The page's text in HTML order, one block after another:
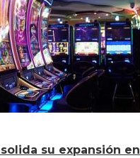
su expansión en